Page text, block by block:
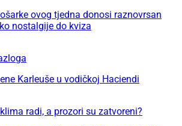
ovog tjedna donosi raznovrsan
nostalgije do kviza
Karleuše u vodičkoj Haciendi
radi, a prozori su zatvoreni?